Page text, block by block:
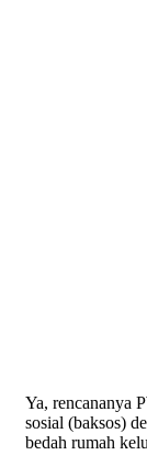
Ya, rencananya
sosial (baksos)
bedah rumah